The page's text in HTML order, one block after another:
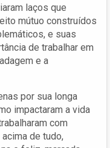
laços que
mútuo construídos
e suas
de trabalhar em
e a
por sua longa
impactaram a vida
com
de tudo,